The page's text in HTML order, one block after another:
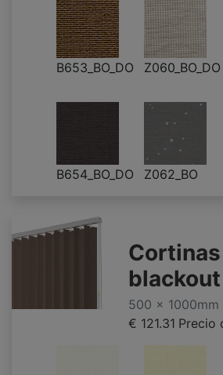
B653_BO_DO Z060_BO_DO
B654_BO_DO Z062_BO
blackout
500 x 1000mm
€ 121.31 Precio